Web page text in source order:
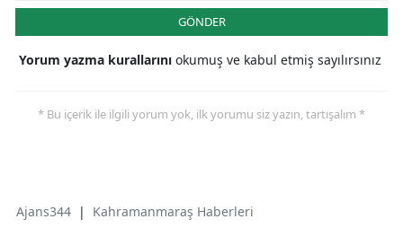
GÖNDER
Yorum yazma kurallarını okumuş ve kabul etmiş sayılırsınız
* Bu içerik ile ilgili yorum yok, ilk yorumu siz yazın, tartışalım *
Ajans344 | Kahramanmaraş Haberleri